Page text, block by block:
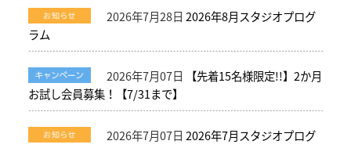
2026年7月28日 2026年8月スタジオプログ
ラム
2026年7月07日
【先着15名様限定!!】2か月
お試し会員募集！【7/31まで】
2026年7月07日 2026年7月スタジオプログ